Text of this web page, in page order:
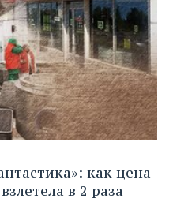
как цена
в 2 раза